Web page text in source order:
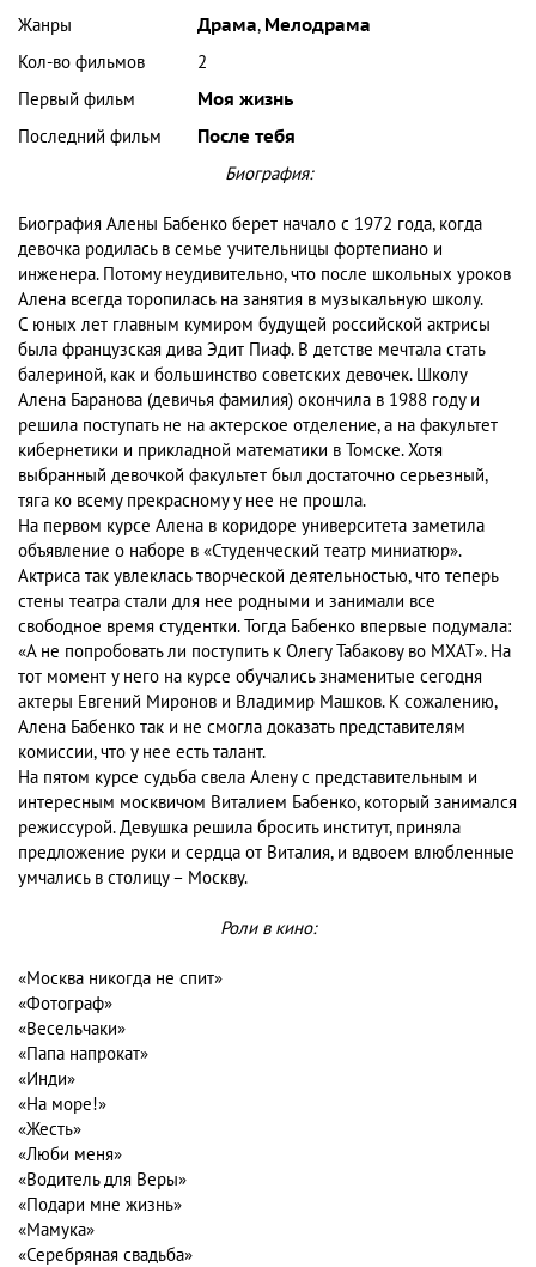
Жанры
Драма, Мелодрама
Кол-во фильмов
2
Первый фильм
Моя жизнь
Последний фильм
После тебя
Биография:
Биография Алены Бабенко берет начало с 1972 года, когда
девочка родилась в семье учительницы фортепиано и
инженера. Потому неудивительно, что после школьных уроков
Алена всегда торопилась на занятия в музыкальную школу.
С юных лет главным кумиром будущей российской актрисы
была французская дива Эдит Пиаф. В детстве мечтала стать
балериной, как и большинство советских девочек. Школу
Алена Баранова (девичья фамилия) окончила в 1988 году и
решила поступать не на актерское отделение, а на факультет
кибернетики и прикладной математики в Томске. Хотя
выбранный девочкой факультет был достаточно серьезный,
тяга ко всему прекрасному у нее не прошла.
На первом курсе Алена в коридоре университета заметила
объявление о наборе в «Студенческий театр миниатюр».
Актриса так увлеклась творческой деятельностью, что теперь
стены театра стали для нее родными и занимали все
свободное время студентки. Тогда Бабенко впервые подумала:
«А не попробовать ли поступить к Олегу Табакову во МХАТ». На
тот момент у него на курсе обучались знаменитые сегодня
актеры Евгений Миронов и Владимир Машков. К сожалению,
Алена Бабенко так и не смогла доказать представителям
комиссии, что у нее есть талант.
На пятом курсе судьба свела Алену с представительным и
интересным москвичом Виталием Бабенко, который занимался
режиссурой. Девушка решила бросить институт, приняла
предложение руки и сердца от Виталия, и вдвоем влюбленные
умчались в столицу – Москву.
Роли в кино:
«Москва никогда не спит»
«Фотограф»
«Весельчаки»
«Папа напрокат»
«Инди»
«На море!»
«Жесть»
«Люби меня»
«Водитель для Веры»
«Подари мне жизнь»
«Мамука»
«Серебряная свадьба»